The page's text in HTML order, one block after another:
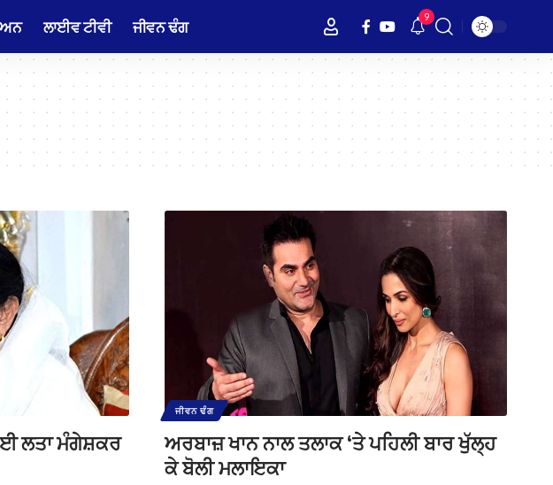
ਲਾਈਵ ਟੀਵੀ ਜੀਵਨ ਢੰਗ 9
ਲਤਾ ਮੰਗੇਸ਼ਕਰ
ਜੀਵਨ ਢੰਗ
ਅਰਬਾਜ਼ ਖਾਨ ਨਾਲ ਤਲਾਕ ‘ਤੇ ਪਹਿਲੀ ਬਾਰ ਖੁੱਲ੍ਹ
ਕੇ ਬੋਲੀ ਮਲਾਇਕਾ